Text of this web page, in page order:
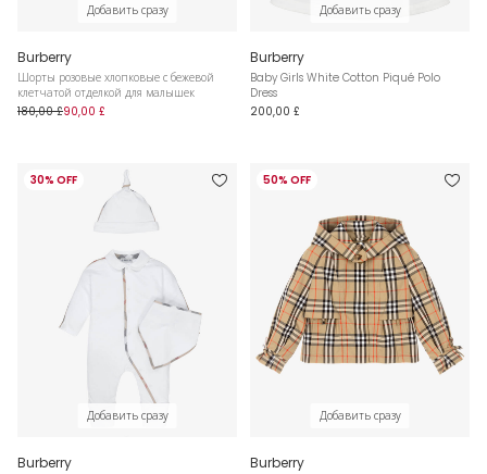
Добавить сразу
Burberry
Шорты розовые хлопковые с бежевой
клетчатой отделкой для малышек
180,00 £90,00 £
Добавить сразу
Burberry
Baby Girls White Cotton Piqué Polo
Dress
200,00 £
30% OFF
Добавить сразу
Burberry
50% OFF
Добавить сразу
Burberry